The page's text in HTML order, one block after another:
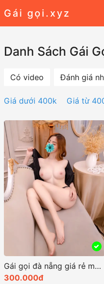
Gái gọi.xyz
Danh Sách Gái
Có video Đánh giá
Giá dưới 400k Giá từ
Gái gọi đà nẵng giá rẻ mai anh 2k1 hot teen
300.000đ